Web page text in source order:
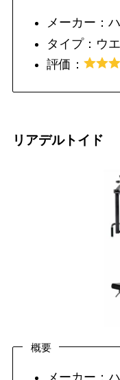
メーカー：
タイプ：ウ
評価：
リアデルトイド
概要